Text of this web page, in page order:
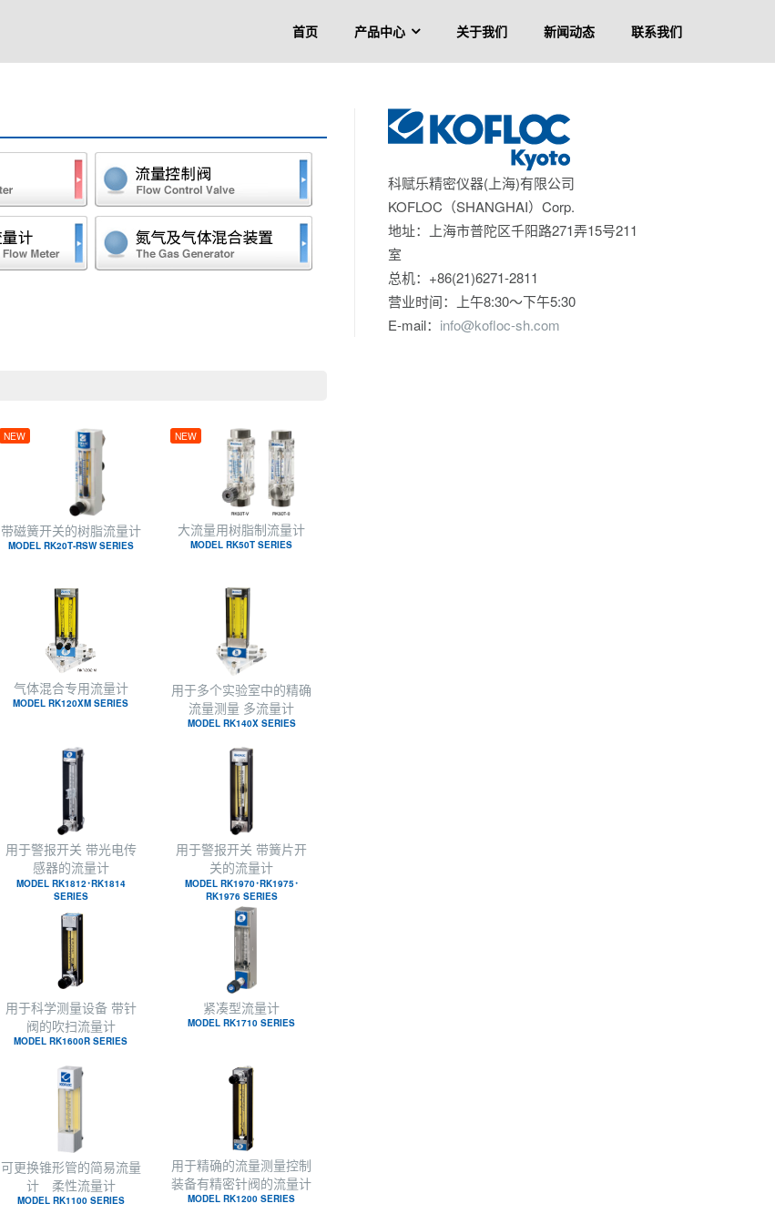
首页 产品中心 关于我们 新闻动态 联系我们
浮子流量计
超声波液体流量计 氮气及气体混合装置
NEW
带磁簧开关的树脂流量计
MODEL RK20T-RSW SERIES
NEW
大流量用树脂制流量计
MODEL RK50T SERIES
气体混合专用流量计
MODEL RK120XM SERIES
用于多个实验室中的精确
流量测量 多流量计
MODEL RK140X SERIES
用于警报开关 带光电传
感器的流量计
MODEL RK1812･RK1814
SERIES
用于警报开关 带簧片开
关的流量计
MODEL RK1970･RK1975･
RK1976 SERIES
用于科学测量设备 带针
阀的吹扫流量计
MODEL RK1600R SERIES
紧凑型流量计
MODEL RK1710 SERIES
可更换锥形管的简易流量
计 柔性流量计
MODEL RK1100 SERIES
用于精确的流量测量控制
装备有精密针阀的流量计
MODEL RK1200 SERIES
科赋乐精密仪器(上海)有限公司
KOFLOC（SHANGHAI）Corp.
地址：上海市普陀区千阳路271弄15号211
室
总机：+86(21)6271-2811
营业时间：上午8:30～下午5:30
E-mail： info@kofloc-sh.com